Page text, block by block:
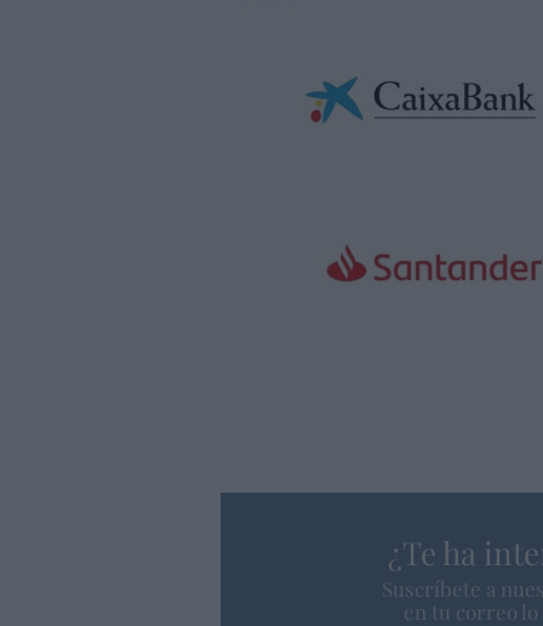
¿Te ha
Suscríbete a
en tu correo lo